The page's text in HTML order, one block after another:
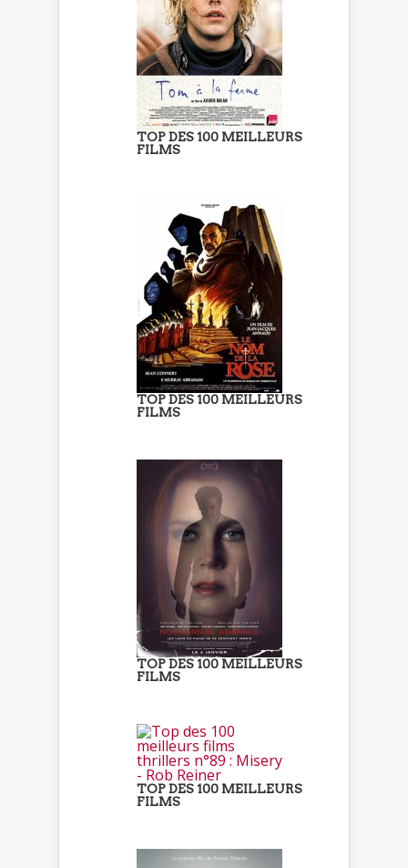
TOP DES 100 MEILLEURS
FILMS
TOP DES 100 MEILLEURS
FILMS
TOP DES 100 MEILLEURS
FILMS
TOP DES 100 MEILLEURS
FILMS